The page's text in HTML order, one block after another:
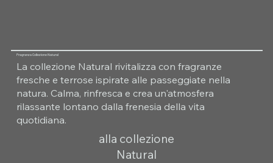
Fragranza Collezione Natural
La collezione Natural rivitalizza con fragranze
fresche e terrose ispirate alle passeggiate nella
natura. Calma, rinfresca e crea un'atmosfera
rilassante lontano dalla frenesia della vita
quotidiana.
alla collezione
Natural